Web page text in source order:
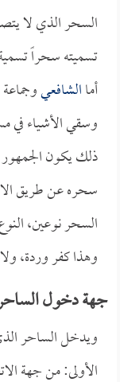
السحر الذي لا
تسميته سحراً
أماالشافعي
وسقي الأشياء في
ذلك يكون
سحره عن طريق
السحر نوعين،
وهذا كفر وردة،
جهة دخول
ويدخل الساحر
الأولى: من جهة